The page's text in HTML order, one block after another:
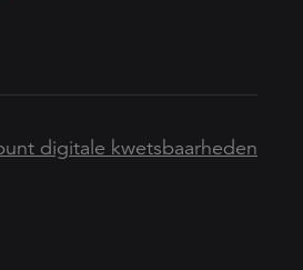
digitale kwetsbaarheden